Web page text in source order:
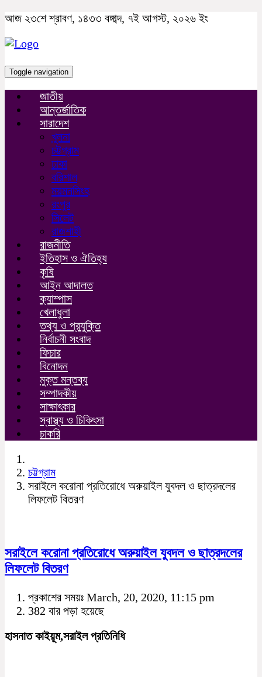
আজ ২৩শে শ্রাবণ, ১৪৩৩ বঙ্গাব্দ, ৭ই আগস্ট, ২০২৬ ইং
Toggle navigation
জাতীয়
আন্তর্জাতিক
সারাদেশ
খুলনা
চট্টগ্রাম
ঢাকা
বরিশাল
ময়মনসিংহ
রংপুর
সিলেট
রাজশাহী
রাজনীতি
ইতিহাস ও ঐতিহ্য
কৃষি
আইন আদালত
ক্যাম্পাস
খেলাধুলা
তথ্য ও প্রযুক্তি
নির্বাচনী সংবাদ
ফিচার
বিনোদন
মুক্ত মন্তব্য
সম্পাদকীয়
সাক্ষাৎকার
স্বাস্থ্য ও চিকিৎসা
চাকরি
চট্টগ্রাম
সরাইলে করোনা প্রতিরোধে অরুয়াইল যুবদল ও ছাত্রদলের
লিফলেট বিতরণ
সরাইলে করোনা প্রতিরোধে অরুয়াইল যুবদল ও ছাত্রদলের
লিফলেট বিতরণ
প্রকাশের সময়ঃ March, 20, 2020, 11:15 pm
382 বার পড়া হয়েছে
হাসনাত কাইয়ূম,সরাইল প্রতিনিধি